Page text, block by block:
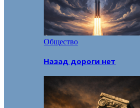
Общество
Назад дороги нет